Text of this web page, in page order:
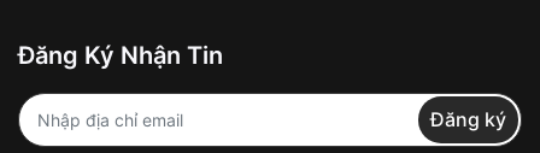
Từ khóa SEO:
Đăng Ký Nhận Tin
Đăng ký